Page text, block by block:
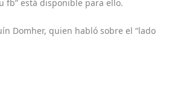
fb” está disponible para ello.
Domher, quien habló sobre el “lado